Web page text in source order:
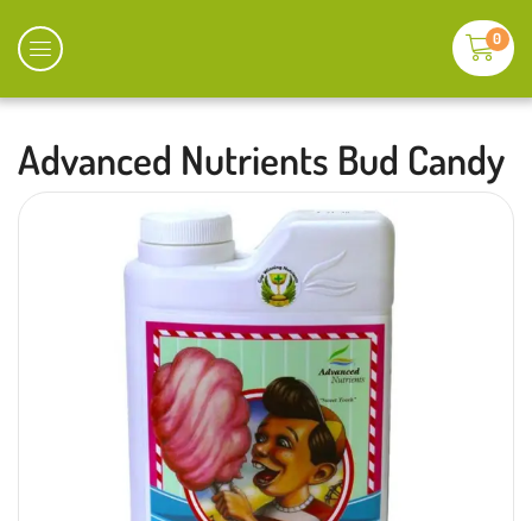
0
Advanced Nutrients Bud Candy